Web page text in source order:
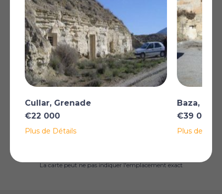
disponible--------- La propriété se compose de 3
chambres, salon/salle à manger, cuisine et salle de bain.
Connexion à l'eau et à l'électricité, accès à Internet
Plus
*Certaines descriptions de biens immobiliers sur ce site sont traduites
automatiquement par intelligence artificielle. Malgré tous nos efforts pour
garantir leur exactitude, des erreurs ou des inexactitudes peuvent
subsister. La version originale de l'annonce fait foi.
AFFICHER SUR LA CARTE
La carte peut ne pas indiquer l'emplacement exact
Cullar, Grenade
€22 000
Plus de Détails
Baza,
€39 000
Plus de